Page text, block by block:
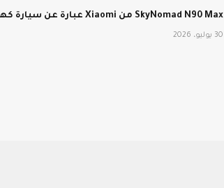
SkyNomad N90 Max من Xiaomi عبارة عن سيارة كهربائية طويلة المدى ذات تصميم داخلي متحول
30 يوليو، 2026